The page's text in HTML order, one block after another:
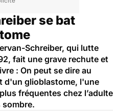
se bat
Schreiber, qui lutte
fait une grave rechute et
: On peut se dire au
d'un glioblastome, l'une
fréquentes chez l’adulte